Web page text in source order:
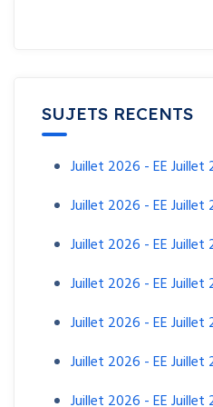
SUJETS RECENTS
Juillet 2026 - EE Juillet
Juillet 2026 - EE Juillet
Juillet 2026 - EE Juillet
Juillet 2026 - EE Juillet
Juillet 2026 - EE Juillet
Juillet 2026 - EE Juillet
Juillet 2026 - EE Juillet